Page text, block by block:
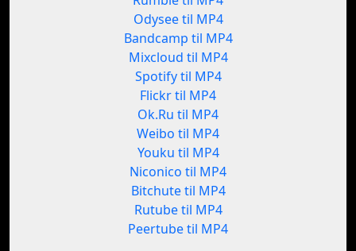
Odysee til MP4
Bandcamp til MP4
Mixcloud til MP4
Spotify til MP4
Flickr til MP4
Ok.Ru til MP4
Weibo til MP4
Youku til MP4
Niconico til MP4
Bitchute til MP4
Rutube til MP4
Peertube til MP4